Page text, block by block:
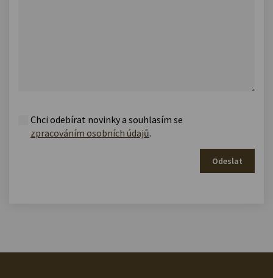
Chci odebírat novinky a souhlasím se
zpracováním osobních údajů.
Odeslat